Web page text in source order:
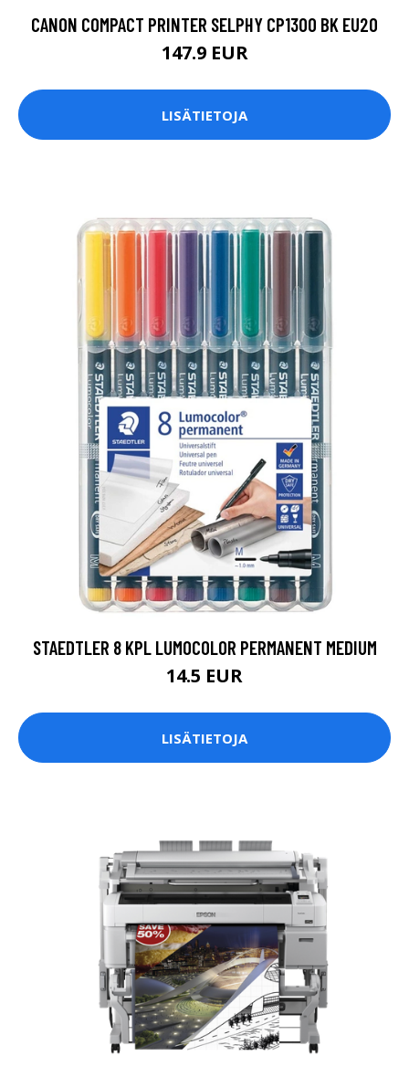
CANON COMPACT PRINTER SELPHY CP1300 BK EU20
147.9 EUR
LISÄTIETOJA
STAEDTLER 8 KPL LUMOCOLOR PERMANENT MEDIUM
14.5 EUR
LISÄTIETOJA